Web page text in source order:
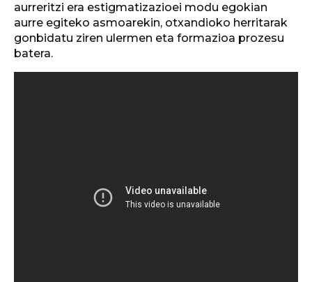
aurreritzi era estigmatizazioei modu egokian
aurre egiteko asmoarekin, otxandioko herritarak
gonbidatu ziren ulermen eta formazioa prozesu
batera.